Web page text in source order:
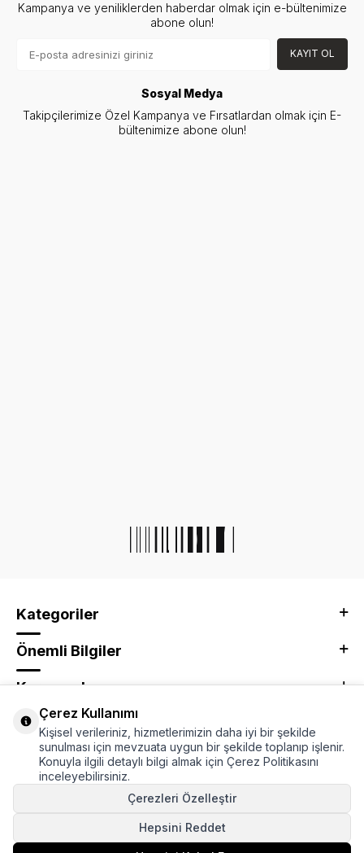
Kampanya ve yeniliklerden haberdar olmak için e-bültenimize
abone olun!
KAYIT OL
Sosyal Medya
Takipçilerimize Özel Kampanya ve Fırsatlardan olmak için E-
bültenimize abone olun!
Kategoriler
Önemli Bilgiler
Kurumsal
Adres & İletişim
Çerez Kullanımı
Kişisel verileriniz, hizmetlerimizin daha iyi bir şekilde
sunulması için mevzuata uygun bir şekilde toplanıp işlenir.
Konuyla ilgili detaylı bilgi almak için Çerez Politikasını
inceleyebilirsiniz.
Çerezleri Özelleştir
Hepsini Reddet